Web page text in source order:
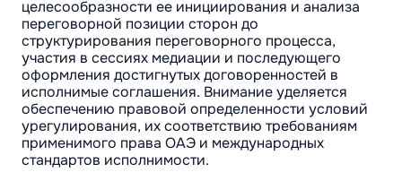
целесообразности ее инициирования и анализа
переговорной позиции сторон до
структурирования переговорного процесса,
участия в сессиях медиации и последующего
оформления достигнутых договоренностей в
исполнимые соглашения. Внимание уделяется
обеспечению правовой определенности условий
урегулирования, их соответствию требованиям
применимого права ОАЭ и международных
стандартов исполнимости.